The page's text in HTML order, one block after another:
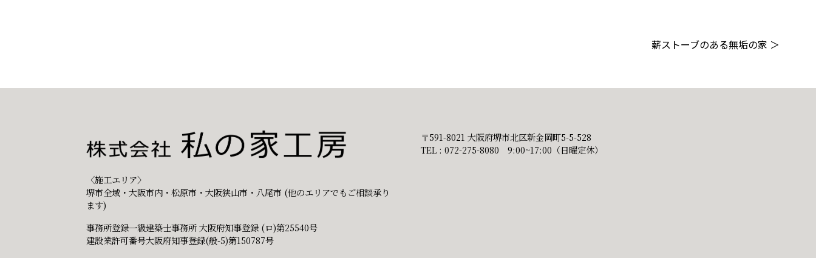
薪ストーブのある無垢の家 ＞
〈施工エリア〉
堺市全域・大阪市内・松原市・大阪狭山市・八尾市 (他のエリアでもご相談承り
ます)
事務所登録一級建築士事務所 大阪府知事登録 (ロ)第25540号
建設業許可番号大阪府知事登録(般-5)第150787号
〒591-8021 大阪府堺市北区新金岡町5-5-528
TEL : 072-275-8080 9:00~17:00（日曜定休）